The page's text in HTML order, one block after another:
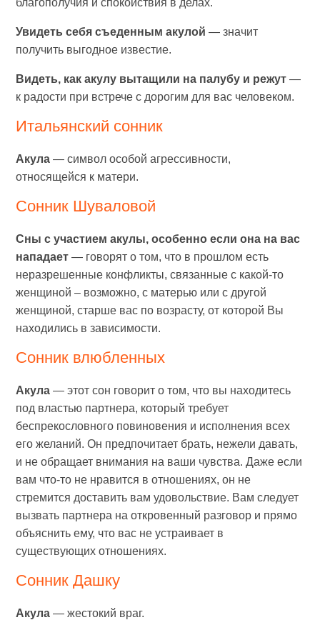
благополучия и спокойствия в делах.
Увидеть себя съеденным акулой — значит
получить выгодное известие.
Видеть, как акулу вытащили на палубу и режут —
к радости при встрече с дорогим для вас человеком.
Итальянский сонник
Акула — символ особой агрессивности,
относящейся к матери.
Сонник Шуваловой
Сны с участием акулы, особенно если она на вас
нападает — говорят о том, что в прошлом есть
неразрешенные конфликты, связанные с какой-то
женщиной – возможно, с матерью или с другой
женщиной, старше вас по возрасту, от которой Вы
находились в зависимости.
Сонник влюбленных
Акула — этот сон говорит о том, что вы находитесь
под властью партнера, который требует
беспрекословного повиновения и исполнения всех
его желаний. Он предпочитает брать, нежели давать,
и не обращает внимания на ваши чувства. Даже если
вам что-то не нравится в отношениях, он не
стремится доставить вам удовольствие. Вам следует
вызвать партнера на откровенный разговор и прямо
объяснить ему, что вас не устраивает в
существующих отношениях.
Cонник Дашку
Акула — жестокий враг.